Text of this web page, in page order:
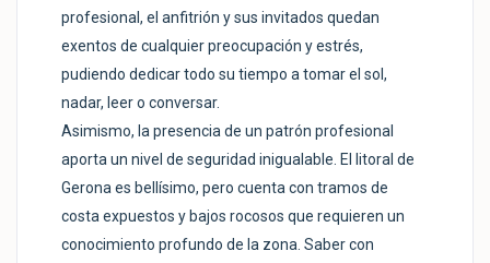
profesional, el anfitrión y sus invitados quedan
exentos de cualquier preocupación y estrés,
pudiendo dedicar todo su tiempo a tomar el sol,
nadar, leer o conversar.
Asimismo, la presencia de un patrón profesional
aporta un nivel de seguridad inigualable. El litoral de
Gerona es bellísimo, pero cuenta con tramos de
costa expuestos y bajos rocosos que requieren un
conocimiento profundo de la zona. Saber con